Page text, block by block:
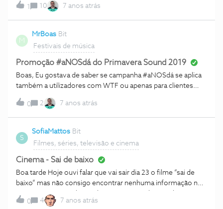
passado.
1 10 7 anos atrás
M
MrBoas Bit
Festivais de música
Promoção #aNOSdá do Primavera Sound 2019
Boas, Eu gostava de saber se campanha #aNOSdá se aplica
também a utilizadores com WTF ou apenas para clientes
com serviço TV
0
2 7 anos atrás
S
SofiaMattos Bit
Filmes, séries, televisão e cinema
Cinema - Sai de baixo
Boa tarde Hoje ouvi falar que vai sair dia 23 o filme “sai de
baixo” mas não consigo encontrar nenhuma informação nos
cinemas. Queria saber os horários e quando sai. Alguém tem
essa informação? Obrigada
0 4 7 anos atrás